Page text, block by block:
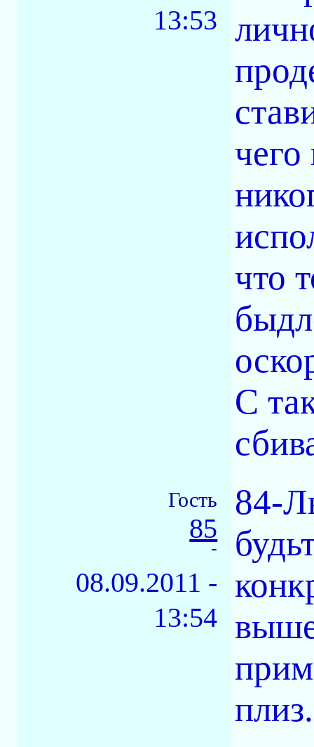
13:53
что
С
Гость
85
-
08.09.2011 -
13:54
84-
плиз.